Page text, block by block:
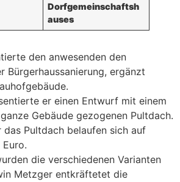
Dorfgemeinschaftsh
auses
den anwesenden den
Bürgerhaussanierung, ergänzt
er einen Entwurf mit einem
Gebäude gezogenen Pultdach.
das Pultdach belaufen sich auf
die verschiedenen Varianten
Metzger entkräftetet die